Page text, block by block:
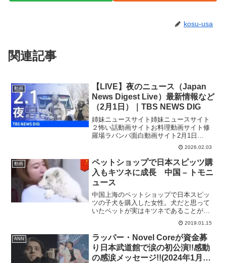
kosu-usa
関連記事
動画
【LIVE】夜のニュース（Japan
News Digest Live）最新情報など
（2月1日）｜TBS NEWS DIG
姉妹ニュースサイト姉妹ニュースサイト
２怖い話動画サイトお料理動画サイト修
羅場ラバンバ面白動画サイト2月1日
（日）の夕方から放送された最新のニュ
ースをダイジェストでお届けします。#ニ
ュース #news #live #tbs #japan #n...
2026.02.03
動画
ペットショップで日本スピッツ購
入もキツネに成長 中国 – トモニ
ュース
中国上海のペットショップで日本スピッ
ツの子犬を購入した女性。犬だと思って
いたペットが実はキツネであることが明
らかとなり、現地でも話題となってい
る。TomoNewsチャンネル登録 ►►チャ
ンネル登録「TomoNews（トモニュー
ス）」は国内外...
2019.01.15
ANN
ラッパー・Novel Coreが資金募
り日本武道館で涙の初公演!!感動
の感涙メッセージ!!(2024年1月18